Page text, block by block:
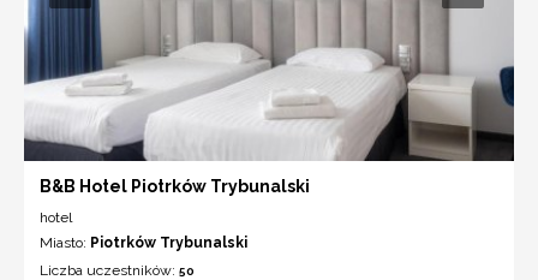
B&B Hotel Piotrków Trybunalski
hotel
Miasto: Piotrków Trybunalski
Liczba uczestników: 50